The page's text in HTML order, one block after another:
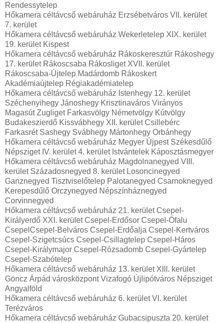
Rendessytelep
Hőkamera céltávcső webáruház Erzsébetváros VII. kerület
7. kerület
Hőkamera céltávcső webáruház Wekerletelep XIX. kerület
19. kerület Kispest
Hőkamera céltávcső webáruház Rákoskeresztúr Rákoshegy
17. kerület Rákoscsaba Rákosliget XVII. kerület
Rákoscsaba-Újtelep Madárdomb Rákoskert
Akadémiaújtelep Régiakadémiatelep
Hőkamera céltávcső webáruház Istenhegy 12. kerület
Széchenyihegy Jánoshegy Krisztinaváros Virányos
Magasút Zugliget Farkasvölgy Németvölgy Kútvölgy
Budakeszierdő Kissvábhegy XII. kerület Csillebérc
Farkasrét Sashegy Svábhegy Mártonhegy Orbánhegy
Hőkamera céltávcső webáruház Megyer Újpest Székesdűlő
Népsziget IV. kerület 4. kerület Istvántelek Káposztásmegyer
Hőkamera céltávcső webáruház Magdolnanegyed VIII.
kerület Századosnegyed 8. kerület Losoncinegyed
Ganznegyed Tisztviselőtelep Palotanegyed Csarnoknegyed
Kerepesdűlő Orczynegyed Népszínháznegyed
Corvinnegyed
Hőkamera céltávcső webáruház 21. kerület Csepel-
Királyerdő XXI. kerület Csepel-Erdősor Csepel-Ófalu
CsepelCsepel-Belváros Csepel-Erdőalja Csepel-Kertváros
Csepel-Szigetcsúcs Csepel-Csillagtelep Csepel-Háros
Csepel-Királymajor Csepel-Rózsadomb Csepel-Gyártelep
Csepel-Szabótelep
Hőkamera céltávcső webáruház 13. kerület XIII. kerület
Göncz Árpád városközpont Vizafogó Újlipótváros Népsziget
Angyalföld
Hőkamera céltávcső webáruház 6. kerület VI. kerület
Terézváros
Hőkamera céltávcső webáruház Gubacsipuszta 20. kerület